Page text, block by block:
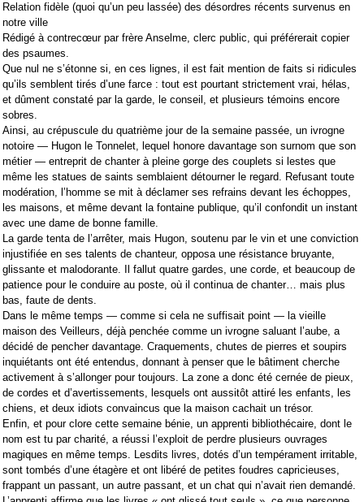
Relation fidèle (quoi qu’un peu lassée) des désordres récents survenus en
notre ville
Rédigé à contrecœur par frère Anselme, clerc public, qui préférerait copier
des psaumes.
Que nul ne s’étonne si, en ces lignes, il est fait mention de faits si ridicules
qu’ils semblent tirés d’une farce : tout est pourtant strictement vrai, hélas,
et dûment constaté par la garde, le conseil, et plusieurs témoins encore
sobres.
Ainsi, au crépuscule du quatrième jour de la semaine passée, un ivrogne
notoire — Hugon le Tonnelet, lequel honore davantage son surnom que son
métier — entreprit de chanter à pleine gorge des couplets si lestes que
même les statues de saints semblaient détourner le regard. Refusant toute
modération, l’homme se mit à déclamer ses refrains devant les échoppes,
les maisons, et même devant la fontaine publique, qu’il confondit un instant
avec une dame de bonne famille.
La garde tenta de l’arrêter, mais Hugon, soutenu par le vin et une conviction
injustifiée en ses talents de chanteur, opposa une résistance bruyante,
glissante et malodorante. Il fallut quatre gardes, une corde, et beaucoup de
patience pour le conduire au poste, où il continua de chanter… mais plus
bas, faute de dents.
Dans le même temps — comme si cela ne suffisait point — la vieille
maison des Veilleurs, déjà penchée comme un ivrogne saluant l’aube, a
décidé de pencher davantage. Craquements, chutes de pierres et soupirs
inquiétants ont été entendus, donnant à penser que le bâtiment cherche
activement à s’allonger pour toujours. La zone a donc été cernée de pieux,
de cordes et d’avertissements, lesquels ont aussitôt attiré les enfants, les
chiens, et deux idiots convaincus que la maison cachait un trésor.
Enfin, et pour clore cette semaine bénie, un apprenti bibliothécaire, dont le
nom est tu par charité, a réussi l’exploit de perdre plusieurs ouvrages
magiques en même temps. Lesdits livres, dotés d’un tempérament irritable,
sont tombés d’une étagère et ont libéré de petites foudres capricieuses,
frappant un passant, un autre passant, et un chat qui n’avait rien demandé.